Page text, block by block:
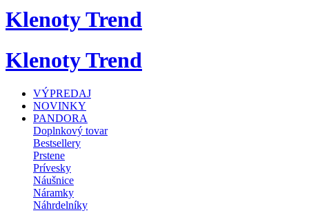
Klenoty Trend
Klenoty Trend
VÝPREDAJ
NOVINKY
PANDORA
Doplnkový tovar
Bestsellery
Prstene
Prívesky
Náušnice
Náramky
Náhrdelníky